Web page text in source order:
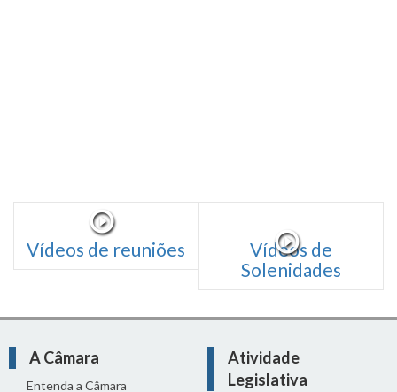
Vídeos de reuniões
Vídeos de
Solenidades
A Câmara
Entenda a Câmara
Atividade
Legislativa